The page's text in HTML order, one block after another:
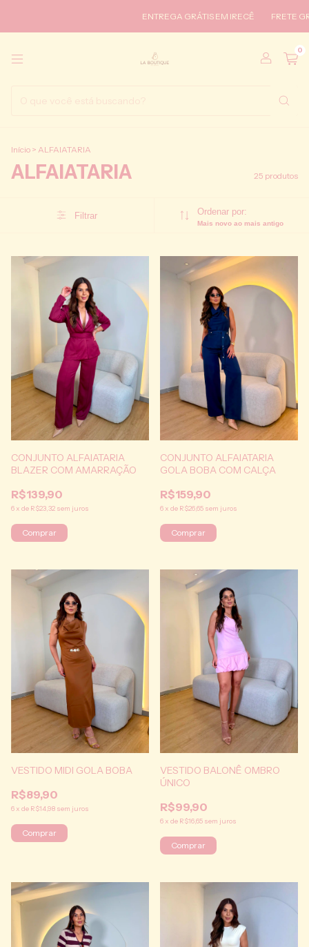
ENTREGA GRÁTIS EM IRECÊ FRETE GRÁTIS PARA
0
Início > ALFAIATARIA
ALFAIATARIA 25 produtos
Filtrar Ordenar por:
Mais novo ao mais antigo
CONJUNTO ALFAIATARIA
BLAZER COM AMARRAÇÃO
R$139,90
6 x de R$23,32 sem juros
Comprar
CONJUNTO ALFAIATARIA
GOLA BOBA COM CALÇA
R$159,90
6 x de R$26,65 sem juros
Comprar
VESTIDO MIDI GOLA BOBA
R$89,90
6 x de R$14,98 sem juros
Comprar
VESTIDO BALONÊ OMBRO
ÚNICO
R$99,90
6 x de R$16,65 sem juros
Comprar